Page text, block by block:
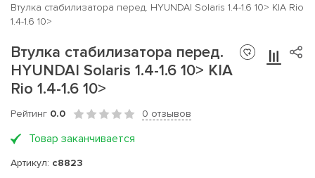
Втулка стабилизатора перед. HYUNDAI Solaris 1.4-1.6 10> KIA Rio
1.4-1.6 10>
Втулка стабилизатора перед.
HYUNDAI Solaris 1.4-1.6 10> KIA
Rio 1.4-1.6 10>
Рейтинг 0.0 0 отзывов
Товар заканчивается
Артикул: c8823